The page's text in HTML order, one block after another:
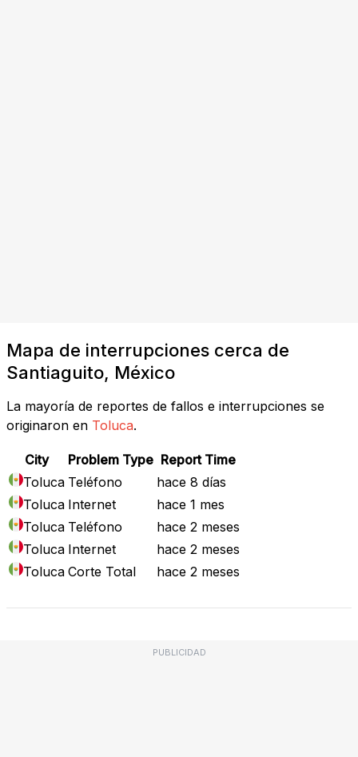
Mapa de interrupciones cerca de
Santiaguito, México
La mayoría de reportes de fallos e interrupciones se
originaron en Toluca.
City Problem Type Report Time
Toluca Teléfono
hace 8 días
Toluca Internet
hace 1 mes
Toluca Teléfono
hace 2 meses
Toluca Internet
hace 2 meses
Toluca Corte Total hace 2 meses
PUBLICIDAD